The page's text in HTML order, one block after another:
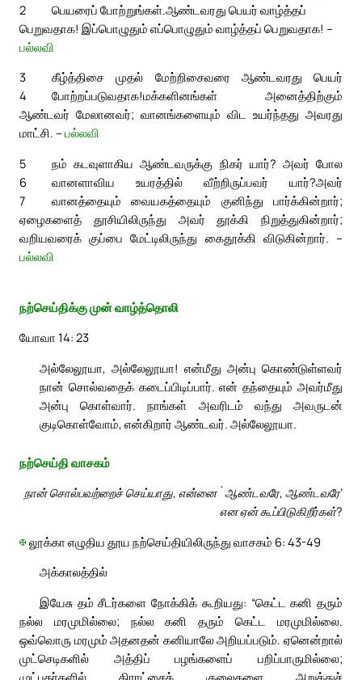
பெயரைப் போற்றுங்கள்.
2
ஆண்டவரது பெயர் வாழ்த்தப்
பெறுவதாக! இப்பொழுதும் எப்பொழுதும் வாழ்த்தப் பெறுவதாக! –
பல்லவி
3
கீழ்த்திசை முதல் மேற்றிசைவரை ஆண்டவரது பெயர்
போற்றப்படுவதாக!
4
மக்களினங்கள் அனைத்திற்கும்
ஆண்டவர் மேலானவர்; வானங்களையும் விட உயர்ந்தது அவரது
மாட்சி. – பல்லவி
5
நம் கடவுளாகிய ஆண்டவருக்கு நிகர் யார்? அவர் போல
வானளாவிய உயரத்தில் வீற்றிருப்பவர் யார்?
6
அவர்
வானத்தையும் வையகத்தையும் குனிந்து பார்க்கின்றார்;
7
ஏழைகளைத் தூசியிலிருந்து அவர் தூக்கி நிறுத்துகின்றார்;
வறியவரைக் குப்பை மேட்டிலிருந்து கைதூக்கி விடுகின்றார். –
பல்லவி
நற்செய்திக்கு முன் வாழ்த்தொலி
யோவா 14: 23
அல்லேலூயா, அல்லேலூயா! என்மீது அன்பு கொண்டுள்ளவர்
நான் சொல்வதைக் கடைப்பிடிப்பார். என் தந்தையும் அவர்மீது
அன்பு கொள்வார். நாங்கள் அவரிடம் வந்து அவருடன்
குடிகொள்வோம், என்கிறார் ஆண்டவர். அல்லேலூயா.
நற்செய்தி வாசகம்
நான் சொல்பவற்றைச் செய்யாது, என்னை `ஆண்டவரே, ஆண்டவரே’
என ஏன் கூப்பிடுகிறீர்கள்?
✠லூக்கா எழுதிய தூய நற்செய்தியிலிருந்து வாசகம் 6: 43-49
அக்காலத்தில்
இயேசு தம் சீடர்களை நோக்கிக் கூறியது: “கெட்ட கனி தரும்
நல்ல மரமுமில்லை; நல்ல கனி தரும் கெட்ட மரமுமில்லை.
ஒவ்வொரு மரமும் அதனதன் கனியாலே அறியப்படும். ஏனென்றால்
முட்செடிகளில் அத்திப் பழங்களைப் பறிப்பாருமில்லை;